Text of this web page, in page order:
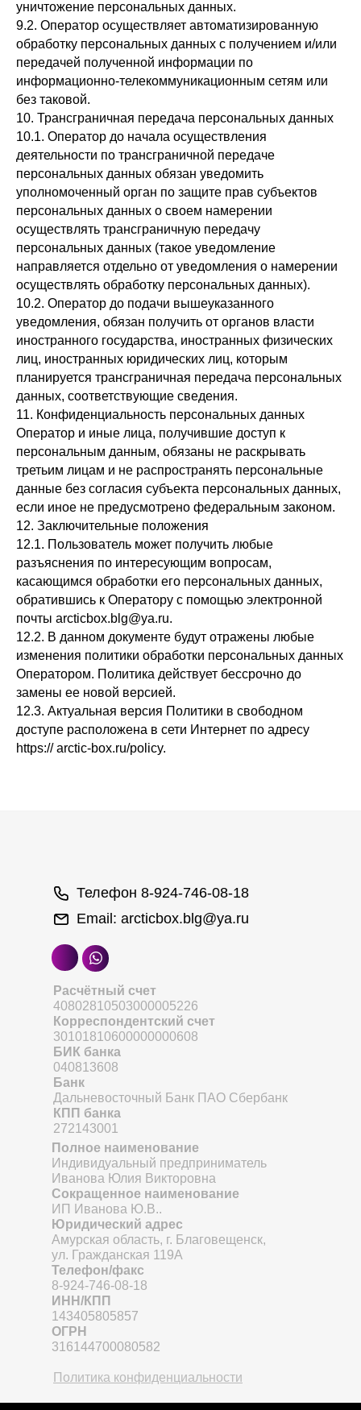
уничтожение персональных данных.
9.2. Оператор осуществляет автоматизированную
обработку персональных данных с получением и/или
передачей полученной информации по
информационно-телекоммуникационным сетям или
без таковой.
10. Трансграничная передача персональных данных
10.1. Оператор до начала осуществления
деятельности по трансграничной передаче
персональных данных обязан уведомить
уполномоченный орган по защите прав субъектов
персональных данных о своем намерении
осуществлять трансграничную передачу
персональных данных (такое уведомление
направляется отдельно от уведомления о намерении
осуществлять обработку персональных данных).
10.2. Оператор до подачи вышеуказанного
уведомления, обязан получить от органов власти
иностранного государства, иностранных физических
лиц, иностранных юридических лиц, которым
планируется трансграничная передача персональных
данных, соответствующие сведения.
11. Конфиденциальность персональных данных
Оператор и иные лица, получившие доступ к
персональным данным, обязаны не раскрывать
третьим лицам и не распространять персональные
данные без согласия субъекта персональных данных,
если иное не предусмотрено федеральным законом.
12. Заключительные положения
12.1. Пользователь может получить любые
разъяснения по интересующим вопросам,
касающимся обработки его персональных данных,
обратившись к Оператору с помощью электронной
почты arcticbox.blg@ya.ru.
12.2. В данном документе будут отражены любые
изменения политики обработки персональных данных
Оператором. Политика действует бессрочно до
замены ее новой версией.
12.3. Актуальная версия Политики в свободном
доступе расположена в сети Интернет по адресу
https:// arctic-box.ru/policy.
Email: arcticbox.blg@ya.ru
Телефон 8-924-746-08-18
Расчётный счет
40802810503000005226
Корреспондентский счет
30101810600000000608
БИК банка
040813608
Банк
Дальневосточный Банк ПАО Сбербанк
КПП банка
272143001
Политика конфиденциальности
Полное наименование
Индивидуальный предприниматель
Иванова Юлия Викторовна
Сокращенное наименование
ИП Иванова Ю.В..
Юридический адрес
Амурская область, г. Благовещенск,
ул. Гражданская 119А
Телефон/факс
8-924-746-08-18
ИНН/КПП
143405805857
ОГРН
316144700080582